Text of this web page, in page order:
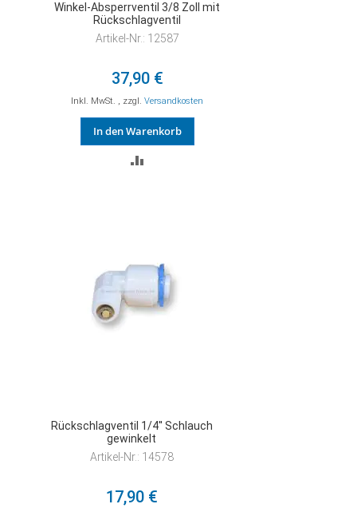
Winkel-Absperrventil 3/8 Zoll mit
Rückschlagventil
Artikel-Nr.: 12587
37,90 €
Inkl. MwSt. , zzgl.Versandkosten
In den Warenkorb
Rückschlagventil 1/4'' Schlauch
gewinkelt
Artikel-Nr.: 14578
17,90 €